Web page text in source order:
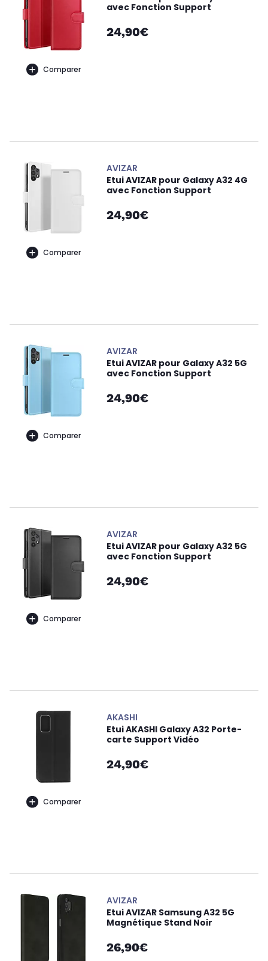
Comparer
avec Fonction Support
24,90€
Comparer
AVIZAR
Etui AVIZAR pour Galaxy A32 4G
avec Fonction Support
24,90€
Comparer
AVIZAR
Etui AVIZAR pour Galaxy A32 5G
avec Fonction Support
24,90€
Comparer
AVIZAR
Etui AVIZAR pour Galaxy A32 5G
avec Fonction Support
24,90€
Comparer
AKASHI
Etui AKASHI Galaxy A32 Porte-
carte Support Vidéo
24,90€
AVIZAR
Etui AVIZAR Samsung A32 5G
Magnétique Stand Noir
26,90€